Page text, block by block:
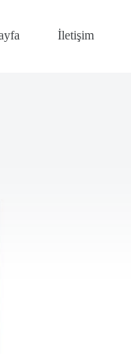
İletişim